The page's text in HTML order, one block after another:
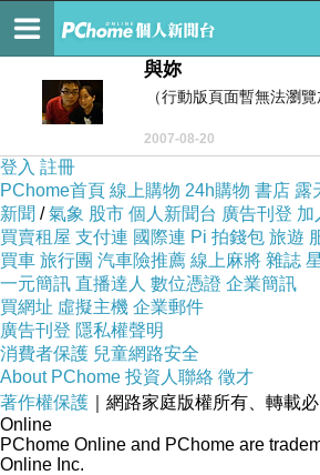
衛斯里大叔的雜記
與妳
（行動版頁面暫無法瀏覽
2007-08-20
登入 註冊
PChome首頁 線上購物 24h購物 書店 露
新聞 /氣象 股市 個人新聞台 廣告刊登 加
買賣租屋 支付連 國際連 Pi 拍錢包 旅遊
買車 旅行團 汽車險推薦 線上麻將 雜誌
一元簡訊 直播達人 數位憑證 企業簡訊
買網址 虛擬主機 企業郵件
廣告刊登 隱私權聲明
消費者保護 兒童網路安全
About PChome 投資人聯絡 徵才
著作權保護 ｜網路家庭版權所有、轉載
Online
PChome Online and PChome are
Online Inc.